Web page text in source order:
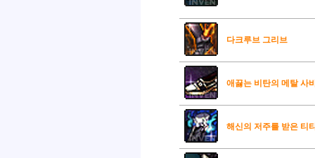
다크루브 그리브
애끓는 비탄의 메탈 사
해신의 저주를 받은 티